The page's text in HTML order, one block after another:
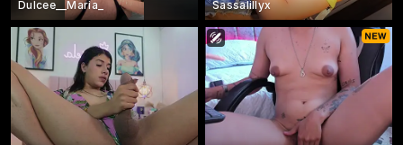
Dulcee__Maria_ Sassalillyx